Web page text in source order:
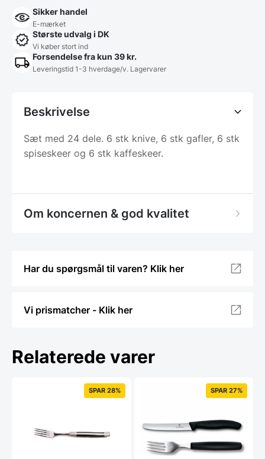
Sikker handel
E-mærket
Største udvalg i DK
Vi køber stort ind
Forsendelse fra kun 39 kr.
Leveringstid 1-3 hverdage/v. Lagervarer
Beskrivelse
Sæt med 24 dele. 6 stk knive, 6 stk gafler, 6 stk
spiseskeer og 6 stk kaffeskeer.
Om koncernen & god kvalitet
Har du spørgsmål til varen? Klik her
Vi prismatcher - Klik her
Relaterede varer
SPAR 28% SPAR 27%